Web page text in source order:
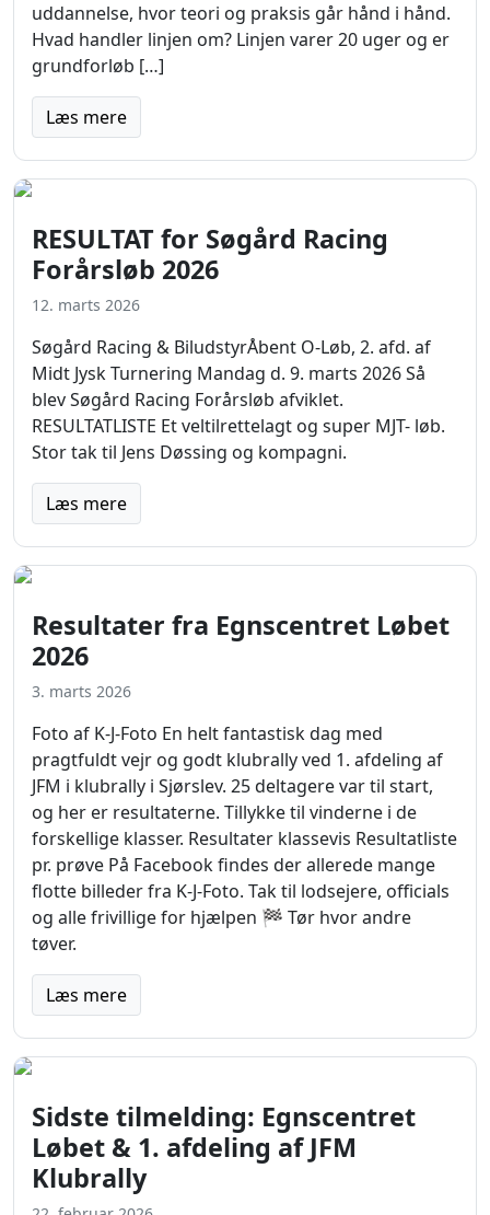
uddannelse, hvor teori og praksis går hånd i hånd.
Hvad handler linjen om? Linjen varer 20 uger og er
grundforløb […]
Læs mere
RESULTAT for Søgård Racing
Forårsløb 2026
12. marts 2026
Søgård Racing & BiludstyrÅbent O-Løb, 2. afd. af
Midt Jysk Turnering Mandag d. 9. marts 2026 Så
blev Søgård Racing Forårsløb afviklet.
RESULTATLISTE Et veltilrettelagt og super MJT- løb.
Stor tak til Jens Døssing og kompagni.
Læs mere
Resultater fra Egnscentret Løbet
2026
3. marts 2026
Foto af K-J-Foto En helt fantastisk dag med
pragtfuldt vejr og godt klubrally ved 1. afdeling af
JFM i klubrally i Sjørslev. 25 deltagere var til start,
og her er resultaterne. Tillykke til vinderne i de
forskellige klasser. Resultater klassevis Resultatliste
pr. prøve På Facebook findes der allerede mange
flotte billeder fra K-J-Foto. Tak til lodsejere, officials
og alle frivillige for hjælpen 🏁 Tør hvor andre
tøver.
Læs mere
Sidste tilmelding: Egnscentret
Løbet & 1. afdeling af JFM
Klubrally